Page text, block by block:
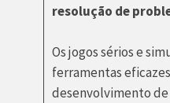
resolução de
Os jogos sérios e
ferramentas
desenvolvimento